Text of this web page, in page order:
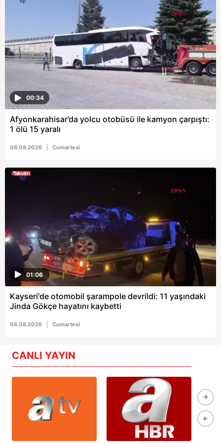
00:34
Afyonkarahisar’da yolcu otobüsü ile kamyon çarpıştı:
1 ölü 15 yaralı
08.08.2026 Cumartesi
01:06
Kayseri'de otomobil şarampole devrildi: 11 yaşındaki
Jinda Gökçe hayatını kaybetti
08.08.2026 Cumartesi
CANLI YAYIN